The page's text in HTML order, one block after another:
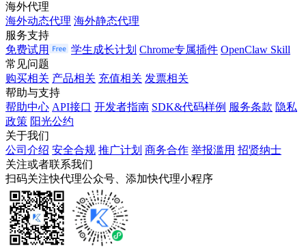
海外代理
海外动态代理 海外静态代理
服务支持
免费试用
学生成长计划 Chrome专属插件 OpenClaw Skill
常见问题
购买相关 产品相关 充值相关 发票相关
帮助与支持
帮助中心 API接口 开发者指南 SDK&代码样例 服务条款 隐私
政策 阳光公约
关于我们
公司介绍 安全合规 推广计划 商务合作 举报滥用 招贤纳士
关注或者联系我们
扫码关注快代理公众号、添加快代理小程序